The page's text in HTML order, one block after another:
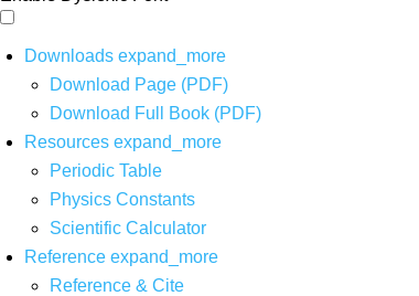
Downloads expand_more
Download Page (PDF)
Download Full Book (PDF)
Resources expand_more
Periodic Table
Physics Constants
Scientific Calculator
Reference expand_more
Reference & Cite